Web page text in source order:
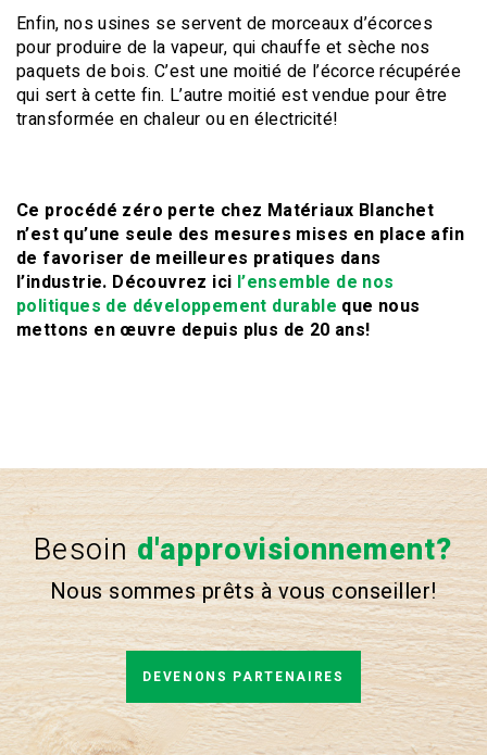
Enfin, nos usines se servent de morceaux d’écorces
pour produire de la vapeur, qui chauffe et sèche nos
paquets de bois. C’est une moitié de l’écorce récupérée
qui sert à cette fin. L’autre moitié est vendue pour être
transformée en chaleur ou en électricité!
Ce procédé zéro perte chez Matériaux Blanchet
n’est qu’une seule des mesures mises en place afin
de favoriser de meilleures pratiques dans
l’industrie. Découvrez ici l’ensemble de nos
politiques de développement durable que nous
mettons en œuvre depuis plus de 20 ans!
Besoind'approvisionnement?
Nous sommes prêts à vous conseiller!
DEVENONS PARTENAIRES